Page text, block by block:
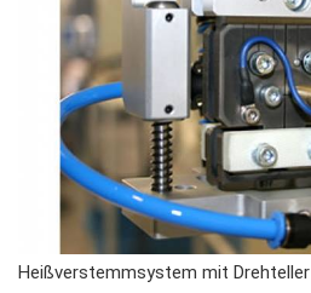
Heißverstemmsystem mit Drehteller